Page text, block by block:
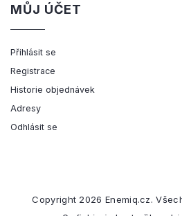
MŮJ ÚČET
Přihlásit se
Registrace
Historie objednávek
Adresy
Odhlásit se
Copyright 2026 Enemiq.cz.